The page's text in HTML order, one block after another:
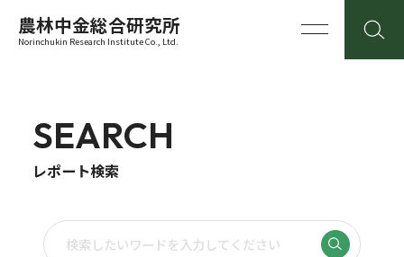
農林中金総合研究所
Norinchukin Research Institute Co., Ltd.
SEARCH
レポート検索